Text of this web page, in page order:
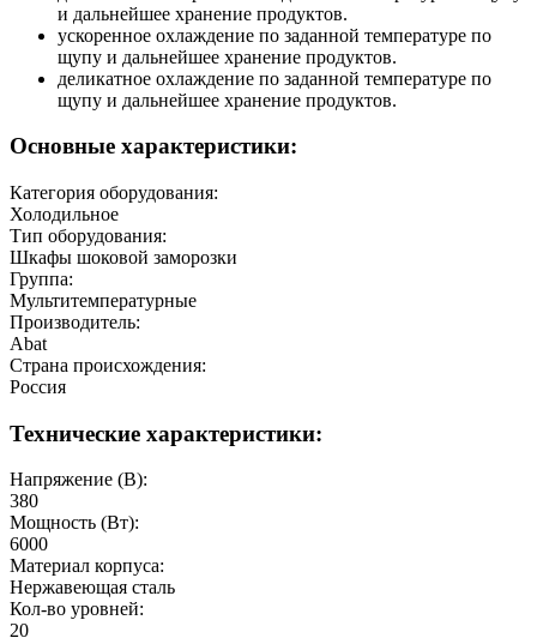
и дальнейшее хранение продуктов.
ускоренное охлаждение по заданной температуре по
щупу и дальнейшее хранение продуктов.
деликатное охлаждение по заданной температуре по
щупу и дальнейшее хранение продуктов.
Основные характеристики:
Категория оборудования:
Холодильное
Тип оборудования:
Шкафы шоковой заморозки
Группа:
Мультитемпературные
Производитель:
Abat
Страна происхождения:
Россия
Технические характеристики:
Напряжение (В):
380
Мощность (Вт):
6000
Материал корпуса:
Нержавеющая сталь
Кол-во уровней:
20